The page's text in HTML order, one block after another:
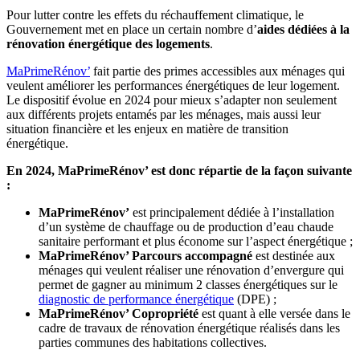
Pour lutter contre les effets du réchauffement climatique, le
Gouvernement met en place un certain nombre d’aides dédiées à la
rénovation énergétique des logements.
MaPrimeRénov’ fait partie des primes accessibles aux ménages qui
veulent améliorer les performances énergétiques de leur logement.
Le dispositif évolue en 2024 pour mieux s’adapter non seulement
aux différents projets entamés par les ménages, mais aussi leur
situation financière et les enjeux en matière de transition
énergétique.
En 2024, MaPrimeRénov’ est donc répartie de la façon suivante
:
MaPrimeRénov’ est principalement dédiée à l’installation
d’un système de chauffage ou de production d’eau chaude
sanitaire performant et plus économe sur l’aspect énergétique ;
MaPrimeRénov’ Parcours accompagné est destinée aux
ménages qui veulent réaliser une rénovation d’envergure qui
permet de gagner au minimum 2 classes énergétiques sur le
diagnostic de performance énergétique (DPE) ;
MaPrimeRénov’ Copropriété est quant à elle versée dans le
cadre de travaux de rénovation énergétique réalisés dans les
parties communes des habitations collectives.